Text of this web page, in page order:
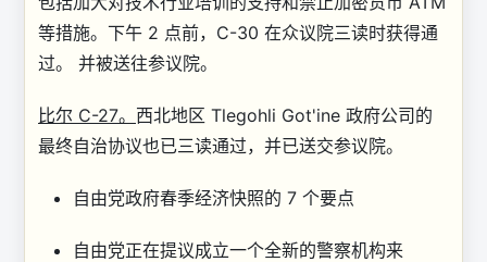
等措施。下午 2 点前，C-30 在众议院三读时获得通
过。 并被送往参议院。
比尔 C-27。 西北地区 Tlegohli Got'ine 政府公司的
最终自治协议也已三读通过，并已送交参议院。
自由党政府春季经济快照的 7 个要点
自由党正在提议成立一个全新的警察机构来